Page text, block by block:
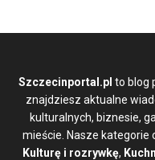
Szczecinportal.pl to blog
znajdziesz aktualne
kulturalnych, biznesie,
mieście. Nasze kategorie
Kulturę i rozrywkę,